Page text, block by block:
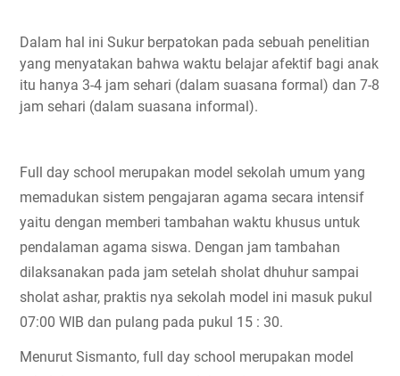
Dalam hal ini Sukur berpatokan pada sebuah penelitian
yang menyatakan bahwa waktu belajar afektif bagi anak
itu hanya 3-4 jam sehari (dalam suasana formal) dan 7-8
jam sehari (dalam suasana informal).
Full day school merupakan model sekolah umum yang
memadukan sistem pengajaran agama secara intensif
yaitu dengan memberi tambahan waktu khusus untuk
pendalaman agama siswa. Dengan jam tambahan
dilaksanakan pada jam setelah sholat dhuhur sampai
sholat ashar, praktis nya sekolah model ini masuk pukul
07:00 WIB dan pulang pada pukul 15 : 30.
Menurut Sismanto, full day school merupakan model